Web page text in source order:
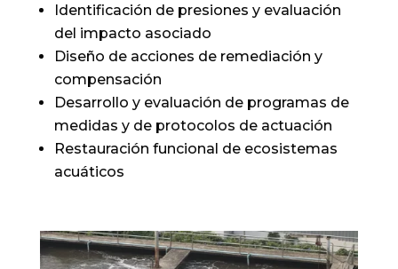
Identificación de presiones y evaluación
del impacto asociado
Diseño de acciones de remediación y
compensación
Desarrollo y evaluación de programas de
medidas y de protocolos de actuación
Restauración funcional de ecosistemas
acuáticos